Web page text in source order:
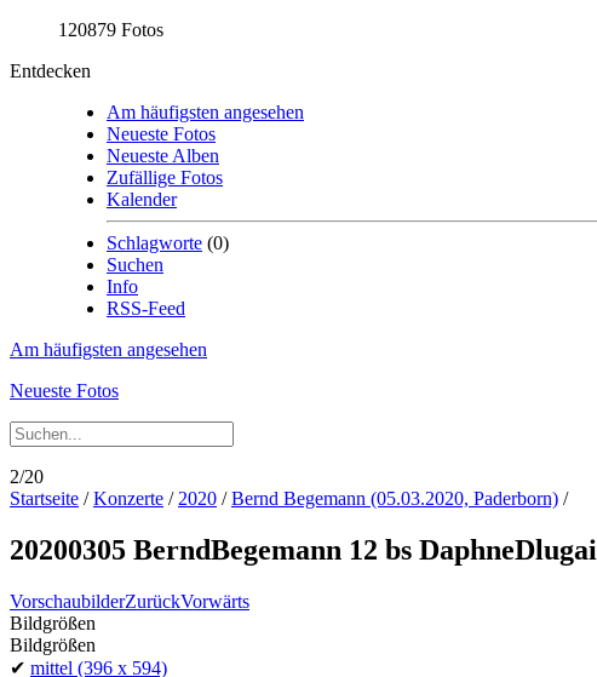
120879 Fotos
Entdecken
Am häufigsten angesehen
Neueste Fotos
Neueste Alben
Zufällige Fotos
Kalender
Schlagworte (0)
Suchen
Info
RSS-Feed
Am häufigsten angesehen
Neueste Fotos
2/20
Startseite /Konzerte / 2020 /Bernd Begemann (05.03.2020, Paderborn) /
20200305 BerndBegemann 12 bs DaphneDlugai
VorschaubilderZurückVorwärts
Bildgrößen
Bildgrößen
✔ mittel (396 x 594)